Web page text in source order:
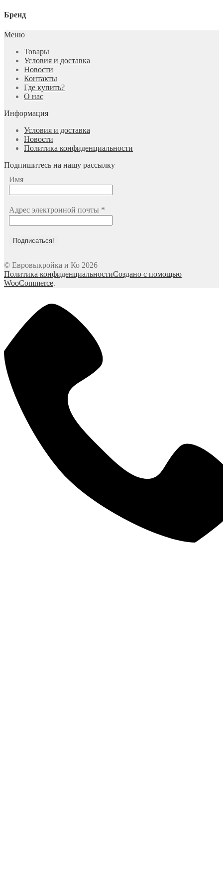
Бренд
Меню
Товары
Условия и доставка
Новости
Контакты
Где купить?
О нас
Информация
Условия и доставка
Новости
Политика конфиденциальности
Подпишитесь на нашу рассылку
Имя
Адрес электронной почты *
© Евровыкройка и Ко 2026
Политика конфиденциальностиСоздано с помощью
WooCommerce.